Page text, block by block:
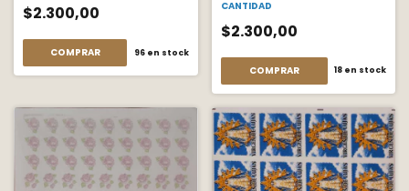
$2.300,00
COMPRAR 96en stock
CANTIDAD
$2.300,00
COMPRAR 18 en stock